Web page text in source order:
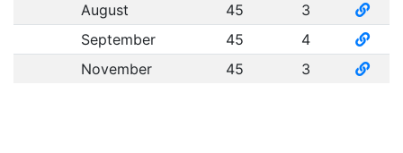
August
45
3
September
45
4
November
45 3